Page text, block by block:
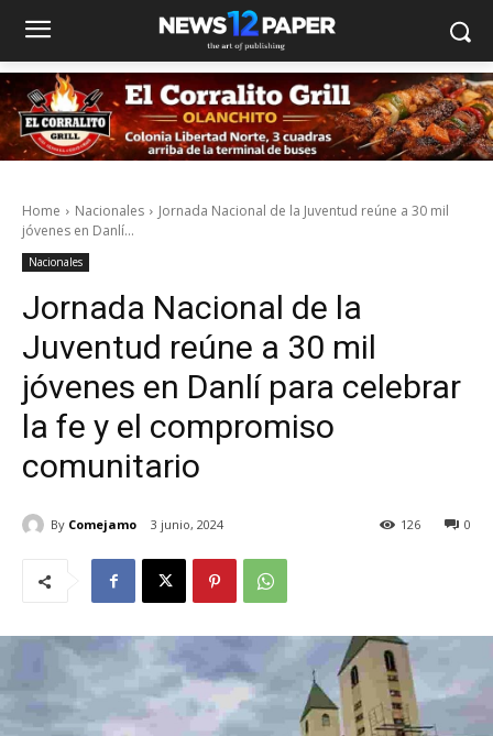
Home Nacionales
Jornada Nacional de la Juventud reúne a 30 mil
jóvenes en Danlí...
Nacionales
Jornada Nacional de la
Juventud reúne a 30 mil
jóvenes en Danlí para celebrar
la fe y el compromiso
comunitario
By Comejamo 3 junio, 2024 0
126